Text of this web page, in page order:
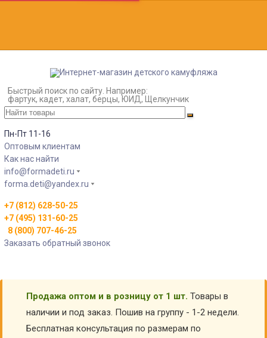
Быстрый поиск по сайту. Например:
фартук, кадет, халат, берцы, ЮИД, Щелкунчик
Пн-Пт 11-16
Оптовым клиентам
Как нас найти
info@formadeti.ru
forma.deti@yandex.ru
+7 (812) 628-50-25
+7 (495) 131-60-25
8 (800) 707-46-25
Заказать обратный звонок
Продажа оптом и в розницу от 1 шт. Товары в
наличии и под заказ. Пошив на группу - 1-2 недели.
Бесплатная консультация по размерам по